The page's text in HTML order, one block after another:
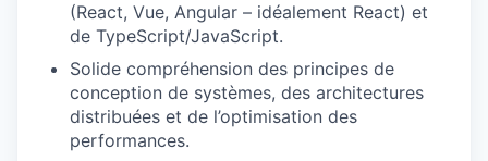
(React, Vue, Angular – idéalement React) et
de TypeScript/JavaScript.
Solide compréhension des principes de
conception de systèmes, des architectures
distribuées et de l’optimisation des
performances.